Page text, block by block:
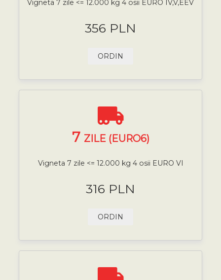
Vigneta 7 zile <= 12.000 kg 4 osii EURO IV,V,EEV
356 PLN
ORDIN
7 ZILE (EURO6)
Vigneta 7 zile <= 12.000 kg 4 osii EURO VI
316 PLN
ORDIN